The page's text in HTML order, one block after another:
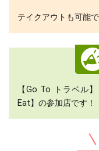
テイクアウトも可能
【Go To トラベル
Eat】の参加店です！